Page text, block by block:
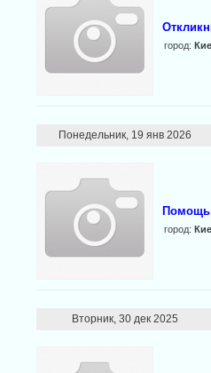
город:
Понедельник, 19 янв 2026
Помощь
город:
Вторник, 30 дек 2025